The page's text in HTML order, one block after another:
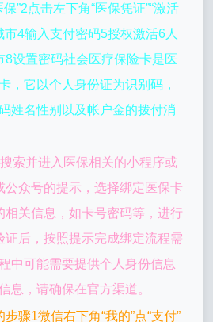
”2点击左下角“医保凭证”“激活
4输入支付密码5授权激活6人
8设置密码社会医疗保险卡是医
，它以个人身份证为识别码，
姓名性别以及帐户金的拨付消
索并进入医保相关的小程序或
公众号的提示，选择绑定医保卡
相关信息，如卡号密码等，进行
证后，按照提示完成绑定流程需
中可能需要提供个人身份信息
息，请确保在官方渠道。
骤1微信右下角“我的”点“支付”